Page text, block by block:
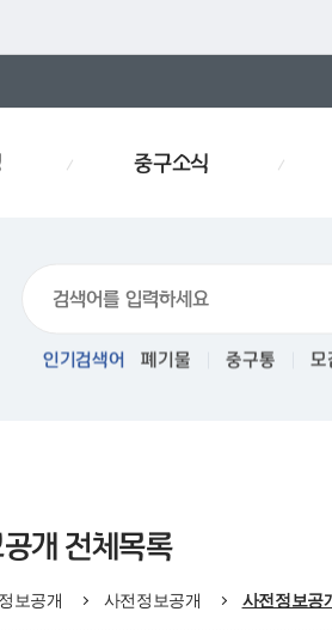
중구소식
인기검색어
폐기물스티커 폐기물 중구통 모
개 전체목록
정보공개 사전정보공개 사전정보공